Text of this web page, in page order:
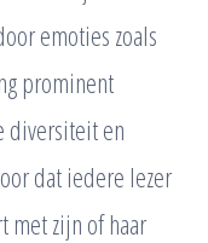
emoties zoals
prominent
diversiteit en
dat iedere lezer
met zijn of haar